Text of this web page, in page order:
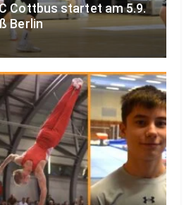
Cottbus startet am 5.9.
Berlin